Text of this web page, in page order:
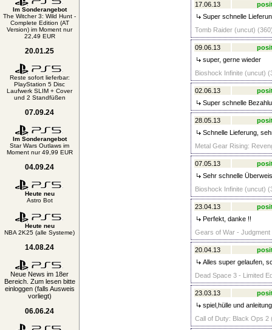
Im Sonderangebot
The Witcher 3: Wild Hunt -
Complete Edition (AT
Version) im Moment nur
22,49 EUR
20.01.25
Reste sofort lieferbar:
PlayStation 5 Disc
Laufwerk SLIM + Cover
und 2 Standfüßen
07.09.24
Im Sonderangebot
Star Wars Outlaws im
Moment nur 49,99 EUR
04.09.24
Heute neu
Astro Bot
Heute neu
NBA 2K25 (alle Systeme)
14.08.24
Neue News im 18er
Bereich. Zum lesen bitte
einloggen (falls Ausweis
vorliegt)
06.06.24
17.06.13
Super schnelle
Tomb Raider (uncut)
09.06.13
super, gerne wieder
Bioshock Infinite (uncut)
02.06.13
Super schnelle
28.05.13
Schnelle Lieferung,
Metal Gear Rising:
07.05.13
Sehr schnelle
Bioshock Infinite (uncut)
23.04.13
Perfekt, danke !!
Gears of War -
20.04.13
Alles super gelaufen,
Dead Space 3 - Limited
23.03.13
spiel,hülle und
Call of Duty: Black Ops 2